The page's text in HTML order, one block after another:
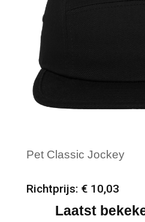
Pet Classic Jockey
Richtprijs: € 10,03
Minimale afname:
Laatst